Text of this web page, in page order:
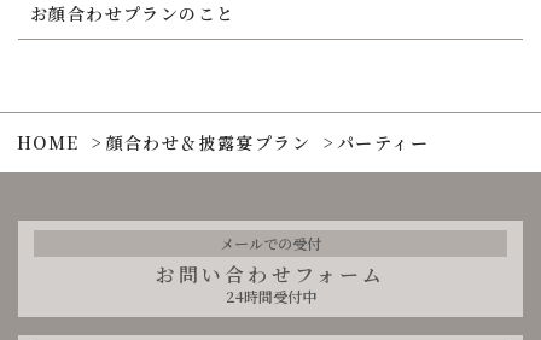
0968-41-5219
Instagramはこちら
Instagram
auto reserve
お顔合わせプランのこと
HOME 顔合わせ＆披露宴プラン パーティー
メールでの受付
お問い合わせフォーム
24時間受付中